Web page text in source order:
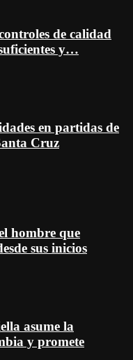
de calidad
y…
en partidas de
Cruz
hombre que
sus inicios
asume la
y promete